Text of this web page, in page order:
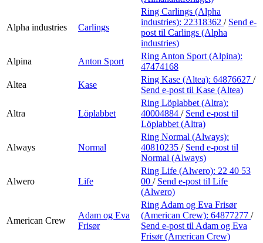
Alpha industries Carlings
Ring Carlings (Alpha
industries): 22318362 / Send e-
post til Carlings (Alpha
industries)
Alpina
Anton Sport
Ring Anton Sport (Alpina):
47474168
Altea
Kase
Ring Kase (Altea): 64876627 /
Send e-post til Kase (Altea)
Altra Löplabbet
Ring Löplabbet (Altra):
40004884 / Send e-post til
Löplabbet (Altra)
Always Normal
Ring Normal (Always):
40810235 / Send e-post til
Normal (Always)
Alwero Life
Ring Life (Alwero): 22 40 53
00 / Send e-post til Life
(Alwero)
American Crew
Adam og Eva
Frisør
Ring Adam og Eva Frisør
(American Crew): 64877277 /
Send e-post til Adam og Eva
Frisør (American Crew)